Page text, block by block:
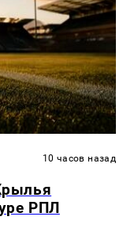
10 часов назад
РПЛ